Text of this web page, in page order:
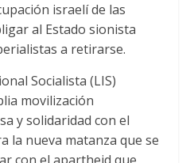
israelí de las
al Estado sionista
a retirarse.
Socialista (LIS)
movilización
y solidaridad con el
la nueva matanza que se